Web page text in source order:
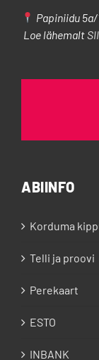
Papiniidu
Loe lähemalt
ABIINFO
Korduma
Telli ja proovi
Perekaart
ESTO
INBANK